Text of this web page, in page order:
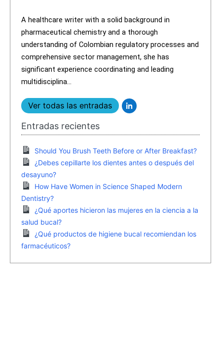
A healthcare writer with a solid background in
pharmaceutical chemistry and a thorough
understanding of Colombian regulatory processes and
comprehensive sector management, she has
significant experience coordinating and leading
multidisciplina...
Ver todas las entradas
Entradas recientes
Should You Brush Teeth Before or After Breakfast?
¿Debes cepillarte los dientes antes o después del
desayuno?
How Have Women in Science Shaped Modern
Dentistry?
¿Qué aportes hicieron las mujeres en la ciencia a la
salud bucal?
¿Qué productos de higiene bucal recomiendan los
farmacéuticos?